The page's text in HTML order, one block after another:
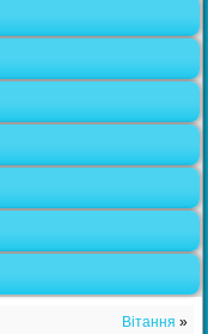
Вітання »